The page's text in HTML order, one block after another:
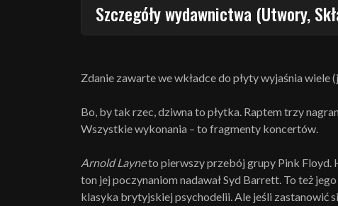
Szczegóły wydawnictwa (Utwory,
Zdanie zawarte we wkładce do płyty wyjaśnia
Bo, by tak rzec, dziwna to płytka. Raptem trzy
Wszystkie wykonania – to fragmenty koncertów.
Arnold Layneto pierwszy przebój grupy Pink Floyd.
ton jej poczynaniom nadawał Syd Barrett. To też
klasyka brytyjskiej psychodelii. Ale jeśli zastanowić